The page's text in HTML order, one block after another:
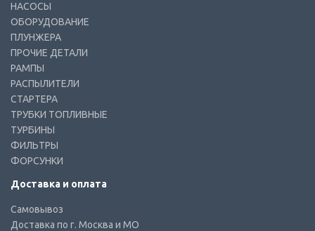
НАСОСЫ
ОБОРУДОВАНИЕ
ПЛУНЖЕРА
ПРОЧИЕ ДЕТАЛИ
РАМПЫ
РАСПЫЛИТЕЛИ
СТАРТЕРА
ТРУБКИ ТОПЛИВНЫЕ
ТУРБИНЫ
ФИЛЬТРЫ
ФОРСУНКИ
Доставка и оплата
Самовывоз
Доставка по г. Москва и МО